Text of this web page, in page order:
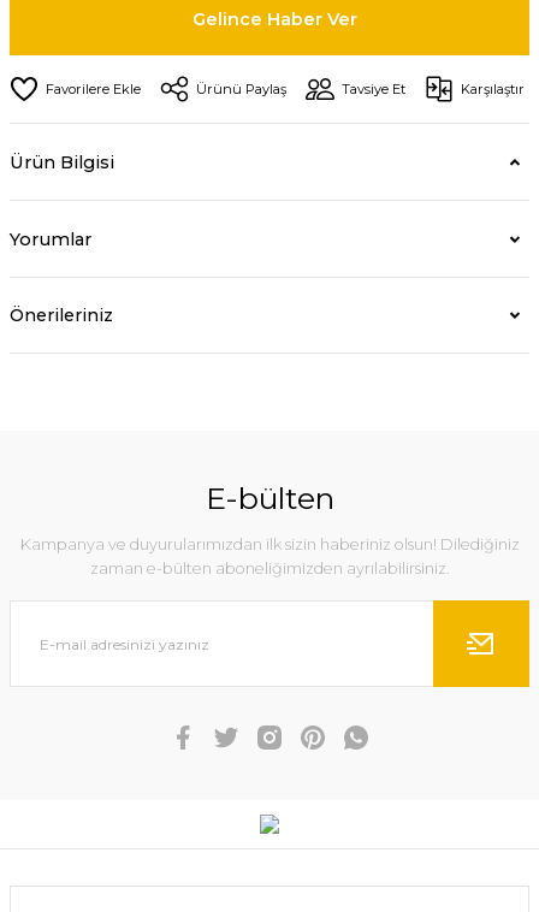
Gelince Haber Ver
Ürünü Paylaş Tavsiye Et Karşılaştır
Ürün Bilgisi
Yorumlar
Önerileriniz
E-bülten
Kampanya ve duyurularımızdan ilk sizin haberiniz olsun! Dilediğiniz
zaman e-bülten aboneliğimizden ayrılabilirsiniz.